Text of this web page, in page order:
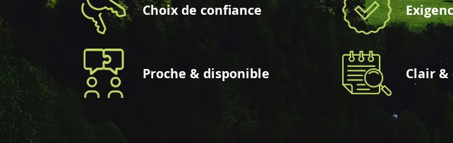
Choix de confiance
Proche & disponible Clair